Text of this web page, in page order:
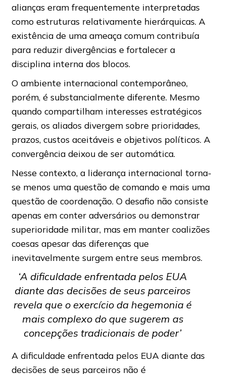
alianças eram frequentemente interpretadas
como estruturas relativamente hierárquicas. A
existência de uma ameaça comum contribuía
para reduzir divergências e fortalecer a
disciplina interna dos blocos.
O ambiente internacional contemporâneo,
porém, é substancialmente diferente. Mesmo
quando compartilham interesses estratégicos
gerais, os aliados divergem sobre prioridades,
prazos, custos aceitáveis e objetivos políticos. A
convergência deixou de ser automática.
Nesse contexto, a liderança internacional torna-
se menos uma questão de comando e mais uma
questão de coordenação. O desafio não consiste
apenas em conter adversários ou demonstrar
superioridade militar, mas em manter coalizões
coesas apesar das diferenças que
inevitavelmente surgem entre seus membros.
‘A dificuldade enfrentada pelos EUA
diante das decisões de seus parceiros
revela que o exercício da hegemonia é
mais complexo do que sugerem as
concepções tradicionais de poder’
A dificuldade enfrentada pelos EUA diante das
decisões de seus parceiros não é